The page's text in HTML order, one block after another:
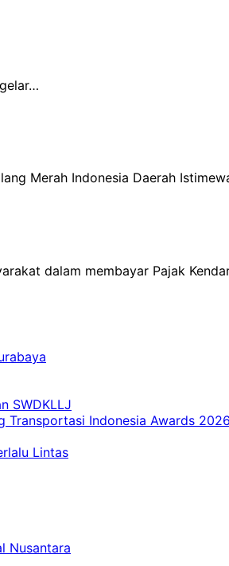
Merah Indonesia Daerah
dalam membayar Pajak
SWDKLLJ
Transportasi Indonesia Awards 2026
Lintas
Nusantara